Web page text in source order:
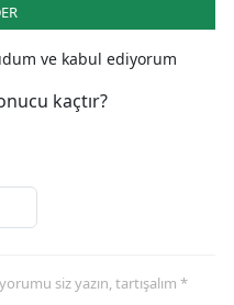
ve kabul ediyorum
kaçtır?
siz yazın, tartışalım *